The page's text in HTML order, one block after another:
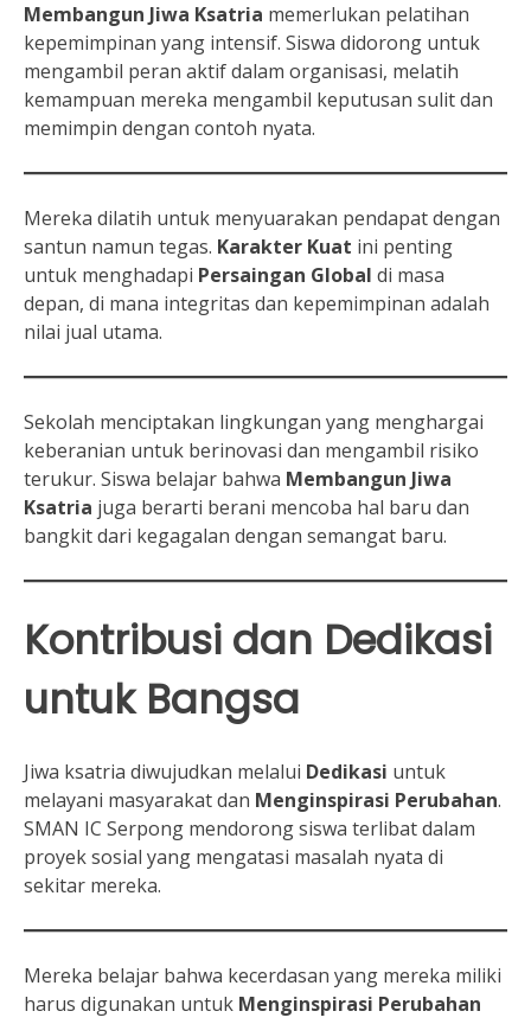
Membangun Jiwa Ksatria memerlukan pelatihan
kepemimpinan yang intensif. Siswa didorong untuk
mengambil peran aktif dalam organisasi, melatih
kemampuan mereka mengambil keputusan sulit dan
memimpin dengan contoh nyata.
Mereka dilatih untuk menyuarakan pendapat dengan
santun namun tegas. Karakter Kuat ini penting
untuk menghadapi Persaingan Global di masa
depan, di mana integritas dan kepemimpinan adalah
nilai jual utama.
Sekolah menciptakan lingkungan yang menghargai
keberanian untuk berinovasi dan mengambil risiko
terukur. Siswa belajar bahwa Membangun Jiwa
Ksatria juga berarti berani mencoba hal baru dan
bangkit dari kegagalan dengan semangat baru.
Kontribusi dan Dedikasi
untuk Bangsa
Jiwa ksatria diwujudkan melalui Dedikasi untuk
melayani masyarakat dan Menginspirasi Perubahan.
SMAN IC Serpong mendorong siswa terlibat dalam
proyek sosial yang mengatasi masalah nyata di
sekitar mereka.
Mereka belajar bahwa kecerdasan yang mereka miliki
harus digunakan untuk Menginspirasi Perubahan